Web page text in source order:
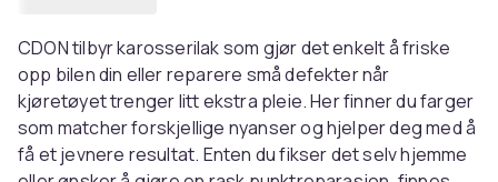
CDON tilbyr karosserilak som gjør det enkelt å friske
opp bilen din eller reparere små defekter når
kjøretøyet trenger litt ekstra pleie. Her finner du farger
som matcher forskjellige nyanser og hjelper deg med å
få et jevnere resultat. Enten du fikser det selv hjemme